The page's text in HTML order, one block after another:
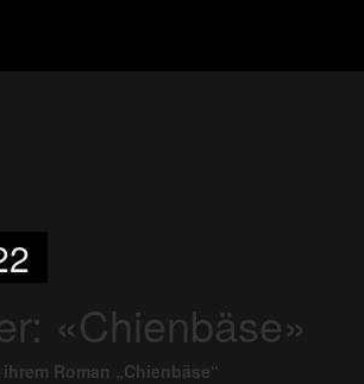
«Chienbäse»
Roman „Chienbäse“